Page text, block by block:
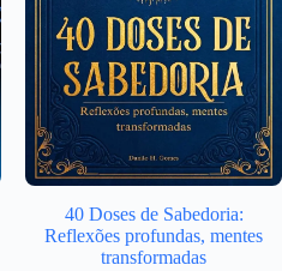
40 Doses de Sabedoria:
Reflexões profundas, mentes
transformadas